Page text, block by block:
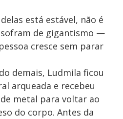
está estável, não é
de gigantismo —
cresce sem parar
demais, Ludmila ficou
arqueada e recebeu
metal para voltar ao
do corpo. Antes da